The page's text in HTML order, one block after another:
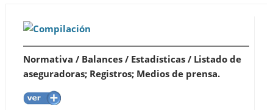
Normativa / Balances / Estadísticas / Listado de
aseguradoras; Registros; Medios de prensa.